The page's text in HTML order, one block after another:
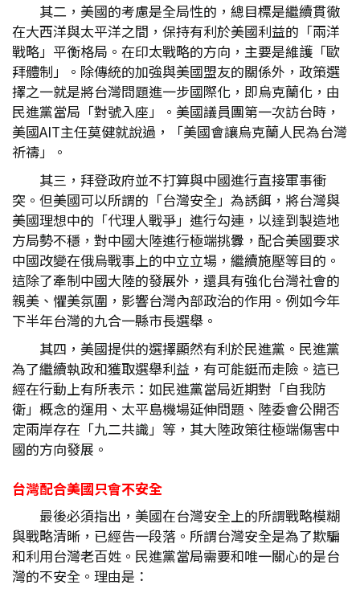
其二，美國的考慮是全局性的，總目標是繼續貫徹
在大西洋與太平洋之間，保持有利於美國利益的「兩洋
戰略」平衡格局。在印太戰略的方向，主要是維護「歐
拜體制」。除傳統的加強與美國盟友的關係外，政策選
擇之一就是將台灣問題進一步國際化，即烏克蘭化，由
民進黨當局「對號入座」。美國議員團第一次訪台時，
美國AIT主任莫健就說過，「美國會讓烏克蘭人民為台灣
祈禱」。
其三，拜登政府並不打算與中國進行直接軍事衝
突。但美國可以所謂的「台灣安全」為誘餌，將台灣與
美國理想中的「代理人戰爭」進行勾連，以達到製造地
方局勢不穩，對中國大陸進行極端挑釁，配合美國要求
中國改變在俄烏戰事上的中立立場，繼續施壓等目的。
這除了牽制中國大陸的發展外，還具有強化台灣社會的
親美、懼美氛圍，影響台灣內部政治的作用。例如今年
下半年台灣的九合一縣市長選舉。
其四，美國提供的選擇顯然有利於民進黨。民進黨
為了繼續執政和獲取選舉利益，有可能鋌而走險。這已
經在行動上有所表示：如民進黨當局近期對「自我防
衛」概念的運用、太平島機場延伸問題、陸委會公開否
定兩岸存在「九二共識」等，其大陸政策往極端傷害中
國的方向發展。
台灣配合美國只會不安全
最後必須指出，美國在台灣安全上的所謂戰略模糊
與戰略清晰，已經告一段落。所謂台灣安全是為了欺騙
和利用台灣老百姓。民進黨當局需要和唯一關心的是台
灣的不安全。理由是：